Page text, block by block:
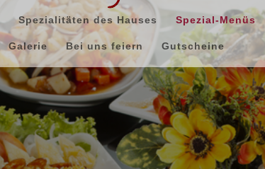
Spezialitäten des Hauses Spezial-Menüs
Galerie Bei uns feiern Gutscheine